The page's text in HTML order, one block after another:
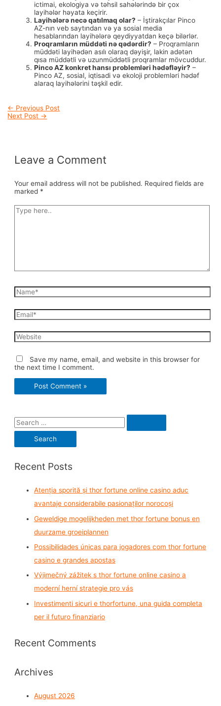
ictimai, ekologiya və təhsil sahələrində bir çox
layihələr həyata keçirir.
Layihələrə necə qatılmaq olar? – İştirakçılar Pinco
AZ-nın veb saytından və ya sosial media
hesablarından layihələrə qeydiyyatdan keçə bilərlər.
Proqramların müddəti nə qədərdir? – Proqramların
müddəti layihədən asılı olaraq dəyişir, lakin adətən
qısa müddətli və uzunmüddətli proqramlar mövcuddur.
Pinco AZ konkret hansı problemləri hədəfləyir? –
Pinco AZ, sosial, iqtisadi və ekoloji problemləri hədəf
alaraq layihələrini təşkil edir.
Post
← Previous Post
Next Post →
Leave a Comment
Your email address will not be published. Required fields are
marked *
Type
here..
Name*
Email*
Website
Save my name, email, and website in this browser for
the next time I comment.
S
e
a
Recent Posts
Atenția sporită și thor fortune online casino aduc
avantaje considerabile pasionaților norocoși
Geweldige mogelijkheden met thor fortune bonus en
duurzame groeiplannen
Possibilidades únicas para jogadores com thor fortune
casino e grandes apostas
Výjimečný zážitek s thor fortune online casino a
moderní herní strategie pro vás
Investimenti sicuri e thorfortune, una guida completa
per il futuro finanziario
Recent Comments
Archives
August 2026